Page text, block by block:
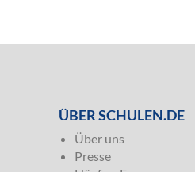
ÜBER SCHULEN.DE
Über uns
Presse